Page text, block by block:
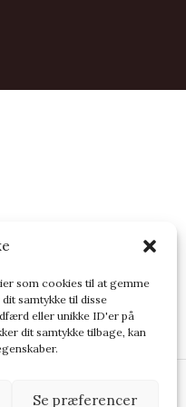
som cookies til at gemme
samtykke til disse
eller unikke ID'er på
dit samtykke tilbage, kan
Se præferencer